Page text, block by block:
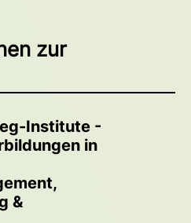
zur
Institute -
in
&